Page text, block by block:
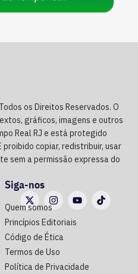
os Direitos Reservados. O
gráficos, imagens e outros
Real RJ e está protegido
copiar, redistribuir, usar
sem a permissão expressa do
Siga-nos
Quem somos
Princípios Editoriais
Código de Ética
Termos de Uso
Política de Privacidade